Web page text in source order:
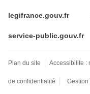
legifrance.gouv.fr
service-public.gouv.fr
Plan du site Accessibilite :
de confidentialité Gestion